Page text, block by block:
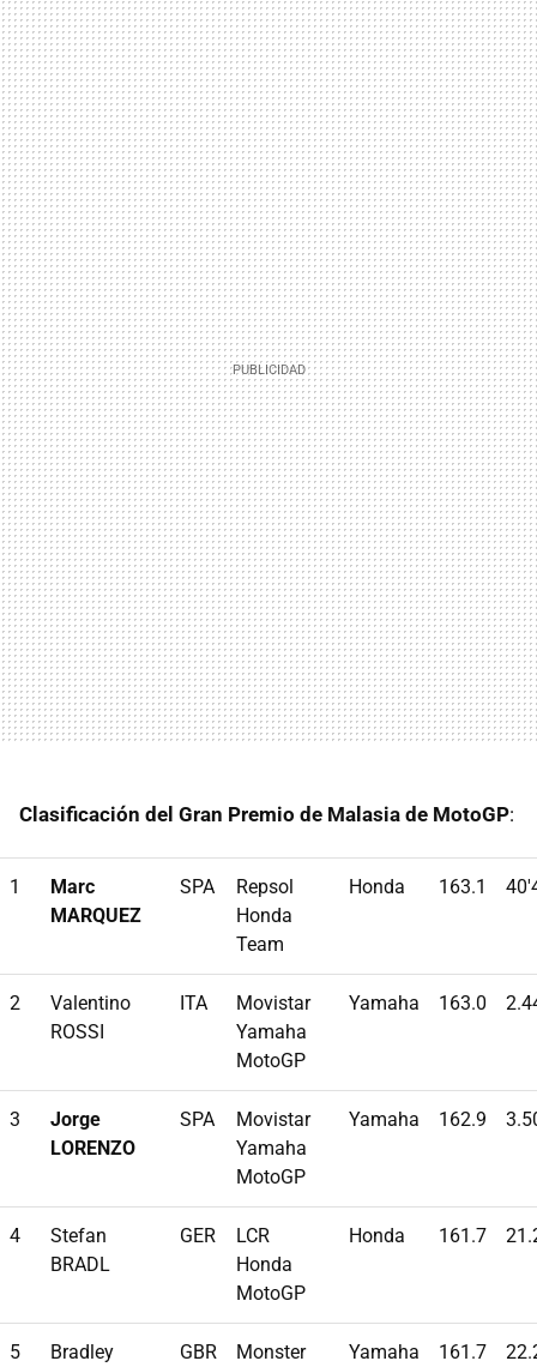
Clasificación del Gran Premio de Malasia de MotoGP:
1
Marc
MARQUEZ
SPA
Repsol
Honda
Team
Honda 163.1
2
Valentino
ROSSI
ITA
Movistar
Yamaha
MotoGP
Yamaha 163.0
3
Jorge
LORENZO
SPA
Movistar
Yamaha
MotoGP
Yamaha 162.9
4
Stefan
BRADL
GER
LCR
Honda
MotoGP
Honda 161.7
5 Bradley GBR Monster Yamaha 161.7